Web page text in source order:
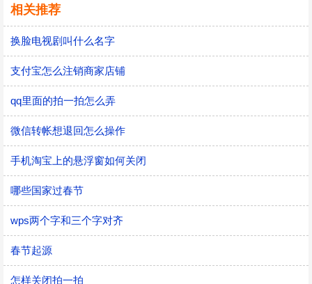
相关推荐
换脸电视剧叫什么名字
支付宝怎么注销商家店铺
qq里面的拍一拍怎么弄
微信转帐想退回怎么操作
手机淘宝上的悬浮窗如何关闭
哪些国家过春节
wps两个字和三个字对齐
春节起源
怎样关闭拍一拍